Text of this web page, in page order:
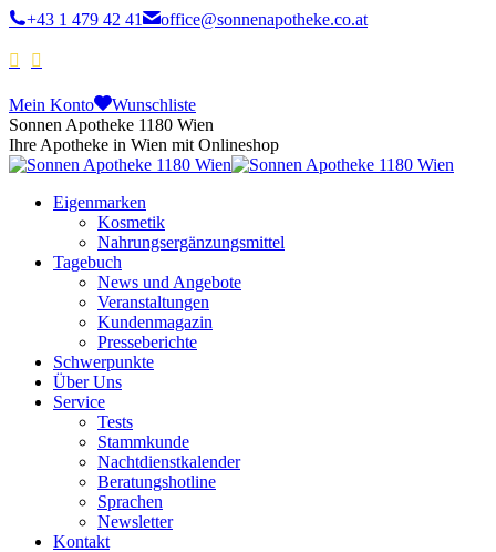
+43 1 479 42 41 office@sonnenapotheke.co.at
Mein Konto
Wunschliste
Sonnen Apotheke 1180 Wien
Ihre Apotheke in Wien mit Onlineshop
Eigenmarken
Kosmetik
Nahrungsergänzungsmittel
Tagebuch
News und Angebote
Veranstaltungen
Kundenmagazin
Presseberichte
Schwerpunkte
Über Uns
Service
Tests
Stammkunde
Nachtdienstkalender
Beratungshotline
Sprachen
Newsletter
Kontakt